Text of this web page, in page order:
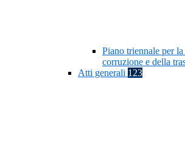
Piano triennale per
corruzione e della
Atti generali 123